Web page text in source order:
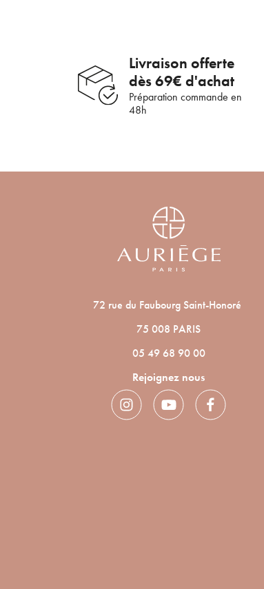
Livraison offerte
dès 69€ d'achat
Préparation commande en
48h
72 rue du Faubourg Saint-Honoré
75 008 PARIS
05 49 68 90 00
Rejoignez nous